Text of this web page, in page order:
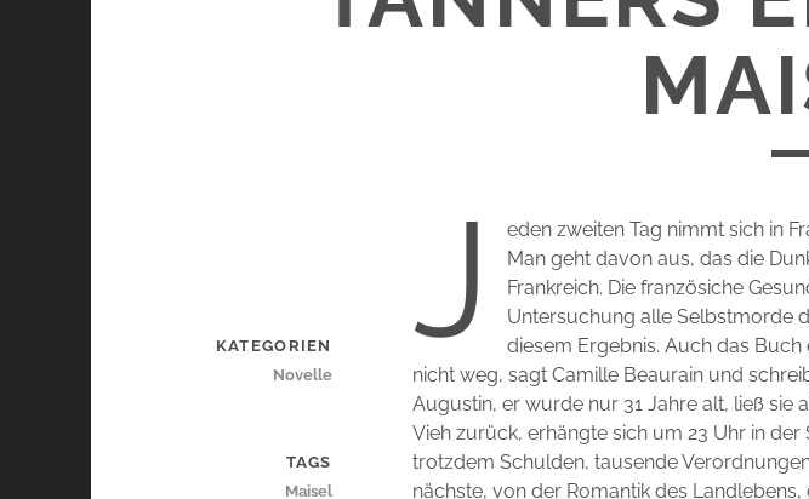
J
eden zweiten Tag nimmt sich in
Man geht davon aus, das die
Frankreich. Die französiche
Untersuchung alle Selbstmorde
diesem Ergebnis. Auch das Buch
nicht weg, sagt Camille Beaurain und
Augustin, er wurde nur 31 Jahre alt, ließ sie
Vieh zurück, erhängte sich um 23 Uhr in
trotzdem Schulden, tausende
nächste, von der Romantik des
KATEGORIEN
Novelle
TAGS
Maisel